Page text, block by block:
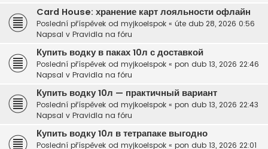
Card House: хранение карт лояльности офлайн
Poslední příspěvek od myjkoelspok « úte dub 28, 2026 0:56
Napsal v Pravidla na fóru
Купить водку в паках 10л с доставкой
Poslední příspěvek od myjkoelspok « pon dub 13, 2026 22:46
Napsal v Pravidla na fóru
Купить водку 10л — практичный вариант
Poslední příspěvek od myjkoelspok « pon dub 13, 2026 22:43
Napsal v Pravidla na fóru
Купить водку 10л в тетрапаке выгодно
Poslední příspěvek od myjkoelspok « pon dub 13, 2026 22:01